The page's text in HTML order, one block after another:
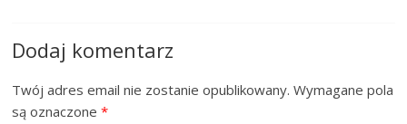
Dodaj komentarz
Twój adres email nie zostanie opublikowany. Wymagane pola
są oznaczone*